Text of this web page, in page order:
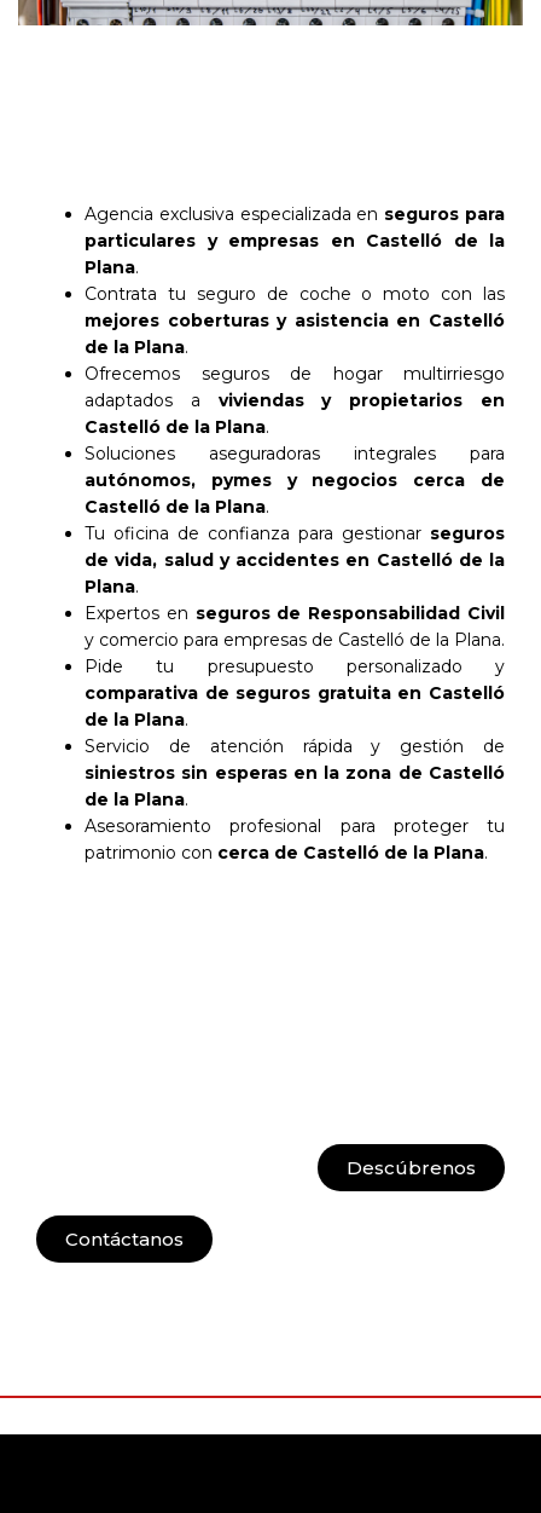
Agencia exclusiva especializada en seguros para
particulares y empresas en Castelló de la
Plana.
Contrata tu seguro de coche o moto con las
mejores coberturas y asistencia en Castelló
de la Plana.
Ofrecemos seguros de hogar multirriesgo
adaptados a viviendas y propietarios en
Castelló de la Plana.
Soluciones aseguradoras integrales para
autónomos, pymes y negocios cerca de
Castelló de la Plana.
Tu oficina de confianza para gestionar seguros
de vida, salud y accidentes en Castelló de la
Plana.
Expertos en seguros de Responsabilidad Civil
y comercio para empresas de Castelló de la Plana.
Pide tu presupuesto personalizado y
comparativa de seguros gratuita en Castelló
de la Plana.
Servicio de atención rápida y gestión de
siniestros sin esperas en la zona de Castelló
de la Plana.
Asesoramiento profesional para proteger tu
patrimonio con cerca de Castelló de la Plana.
Descúbrenos
Contáctanos